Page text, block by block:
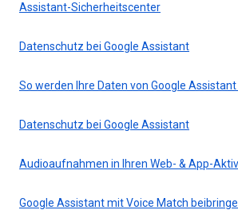
Assistant-Sicherheitscenter
Datenschutz bei Google Assistant
So werden Ihre Daten von Google
Datenschutz bei Google Assistant
Audioaufnahmen in Ihren Web- & App-
Google Assistant mit Voice Match